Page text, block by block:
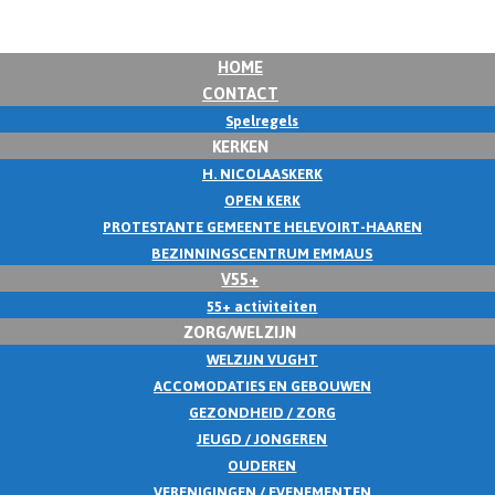
HOME
CONTACT
Spelregels
KERKEN
H. NICOLAASKERK
OPEN KERK
PROTESTANTE GEMEENTE HELEVOIRT-HAAREN
BEZINNINGSCENTRUM EMMAUS
V55+
55+ activiteiten
ZORG/WELZIJN
WELZIJN VUGHT
ACCOMODATIES EN GEBOUWEN
GEZONDHEID / ZORG
JEUGD / JONGEREN
OUDEREN